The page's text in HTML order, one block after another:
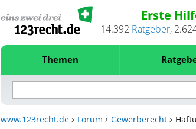
Erste
14.392 Ratgeber,
Themen
www.123recht.de Forum Gewerberecht